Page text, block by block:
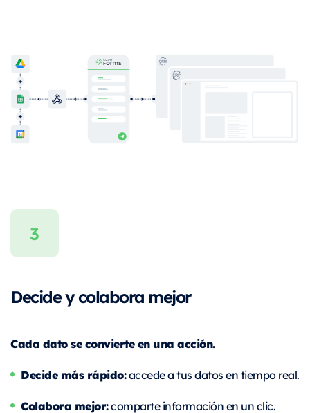
Decide y colabora mejor
Cada dato se convierte en una acción.
Decide más rápido:accede a tus datos en tiempo real.
Colabora mejor:comparte información en un clic.